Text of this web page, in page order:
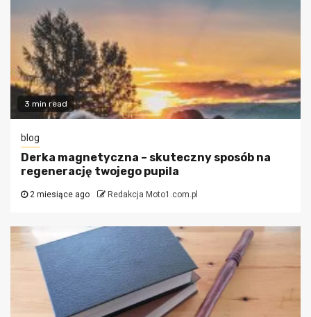
3 min read
blog
Derka magnetyczna – skuteczny sposób na
regenerację twojego pupila
2 miesiące ago Redakcja Moto1.com.pl